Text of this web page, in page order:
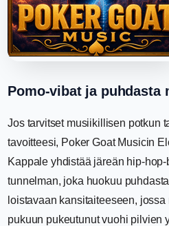
Pomo-vibat ja puhdasta
Jos tarvitset musiikillisen potkun
tavoitteesi, Poker Goat Musicin
Kappale yhdistää järeän hip-
tunnelman, joka huokuu
loistavaan kansitaiteeseen,
pukuun pukeutunut vuohi pilvien